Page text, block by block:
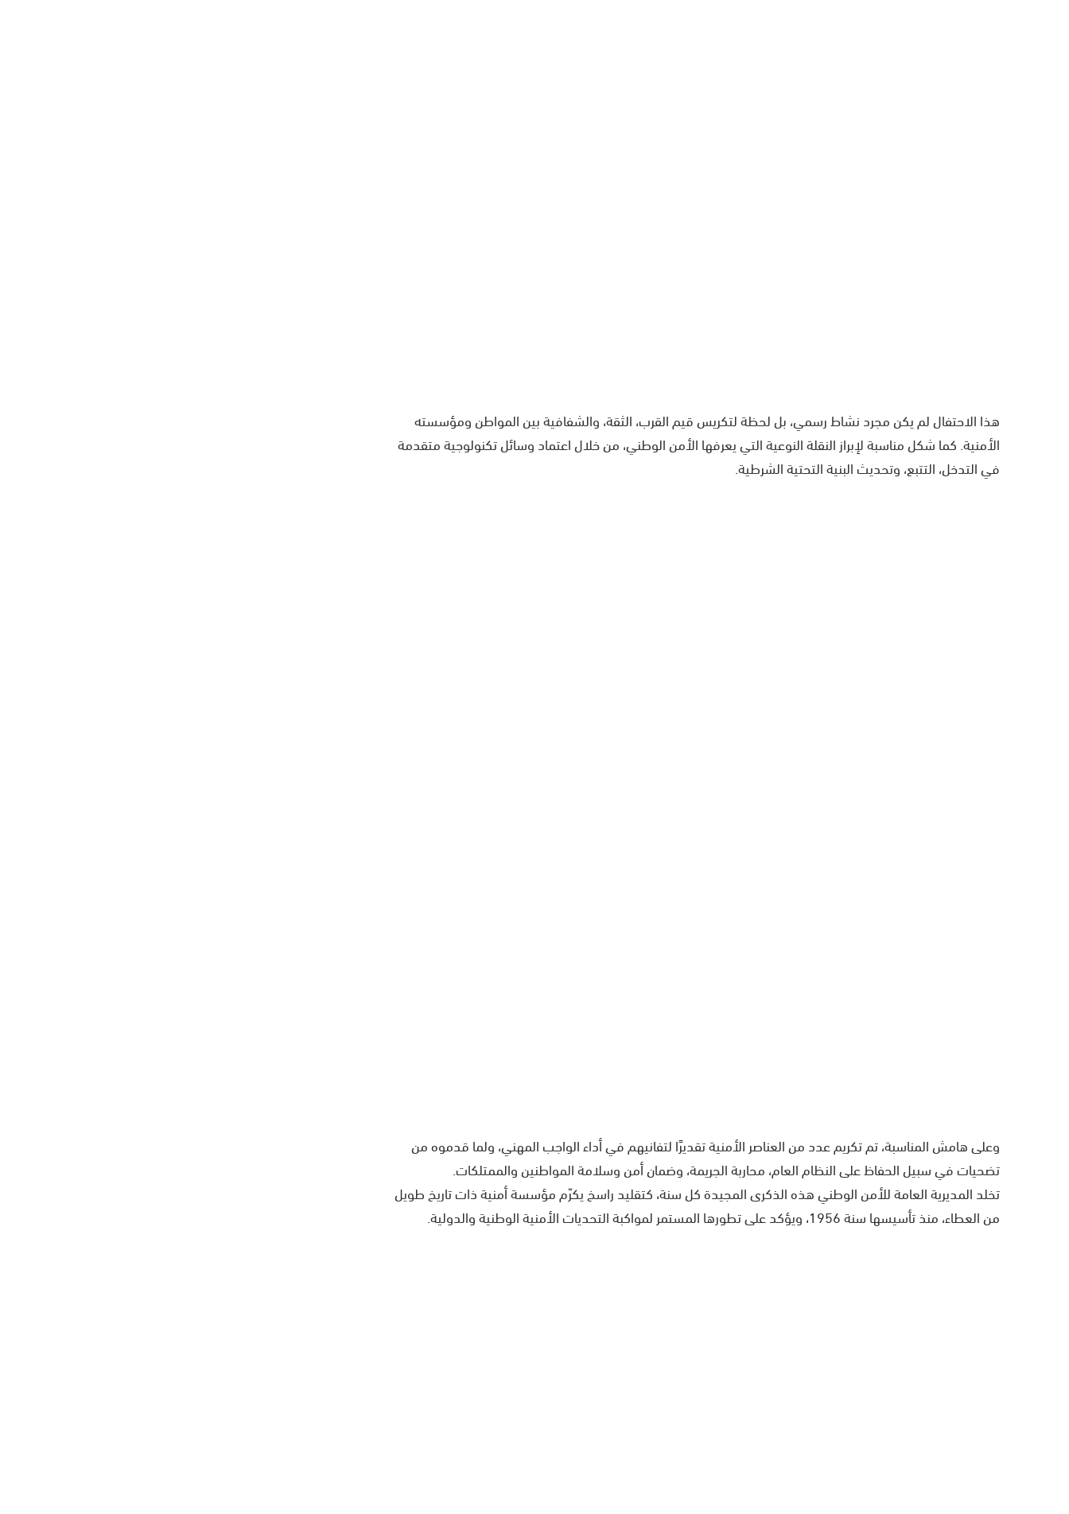
هذا الاحتفال لم يكن مجرد نشاط رسمي، بل لحظة لتكريس قيم القرب، الثقة، والشفافية بين المواطن ومؤسسته
الأمنية. كما شكل مناسبة لإبراز النقلة النوعية التي يعرفها الأمن الوطني، من خلال اعتماد وسائل تكنولوجية متقدمة
في التدخل، التتبع، وتحديث البنية التحتية الشرطية.
وعلى هامش المناسبة، تم تكريم عدد من العناصر الأمنية تقديرًا لتفانيهم في أداء الواجب المهني، ولما قدموه من
تضحيات في سبيل الحفاظ على النظام العام، محاربة الجريمة، وضمان أمن وسلامة المواطنين والممتلكات.
تخلد المديرية العامة للأمن الوطني هذه الذكرى المجيدة كل سنة، كتقليد راسخ يكرّم مؤسسة أمنية ذات تاريخ طويل
من العطاء، منذ تأسيسها سنة 1956، ويؤكد على تطورها المستمر لمواكبة التحديات الأمنية الوطنية والدولية.